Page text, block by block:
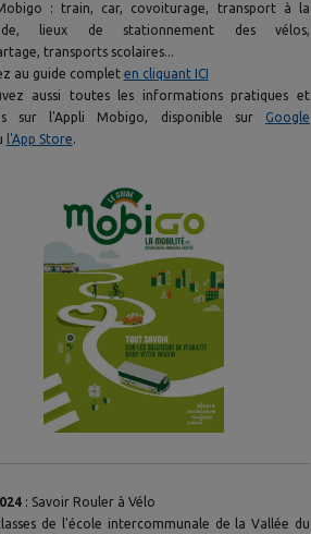
: train, car, covoiturage, transport à la
lieux de stationnement des vélos,
transports scolaires...
au guide complet en cliquant ICI
aussi toutes les informations pratiques et
sur l'Appli Mobigo, disponible sur Google
l'App Store.
: Savoir Rouler à Vélo
de l'école intercommunale de la Vallée du